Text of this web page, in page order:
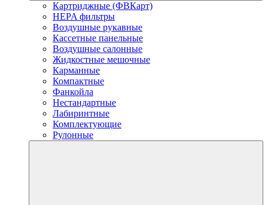
Картриджные (ФВКарт)
HEPA фильтры
Воздушные рукавные
Кассетные панельные
Воздушные салонные
Жидкостные мешочные
Карманные
Компактные
Фанкойла
Нестандартные
Лабиринтные
Комплектующие
Рулонные